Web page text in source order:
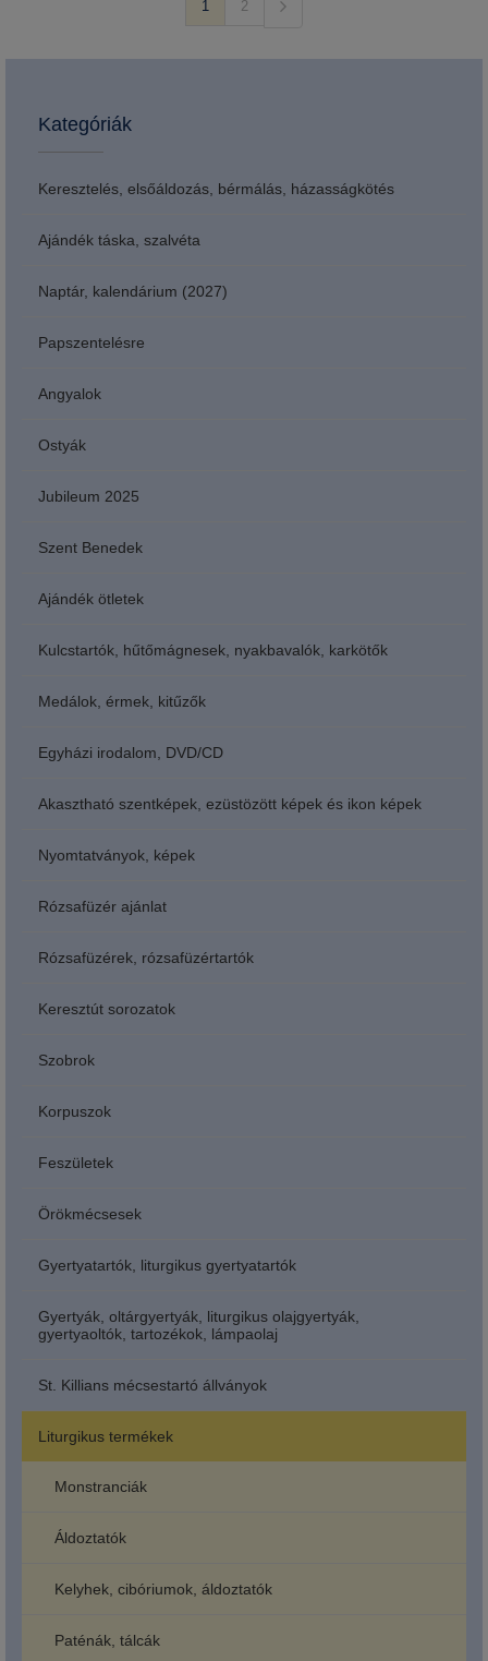
1 2
Kategóriák
Keresztelés, elsőáldozás, bérmálás, házasságkötés
Ajándék táska, szalvéta
Naptár, kalendárium (2027)
Papszentelésre
Angyalok
Ostyák
Jubileum 2025
Szent Benedek
Ajándék ötletek
Kulcstartók, hűtőmágnesek, nyakbavalók, karkötők
Medálok, érmek, kitűzők
Egyházi irodalom, DVD/CD
Akasztható szentképek, ezüstözött képek és ikon képek
Nyomtatványok, képek
Rózsafüzér ajánlat
Rózsafüzérek, rózsafüzértartók
Keresztút sorozatok
Szobrok
Korpuszok
Feszületek
Örökmécsesek
Gyertyatartók, liturgikus gyertyatartók
Gyertyák, oltárgyertyák, liturgikus olajgyertyák,
gyertyaoltók, tartozékok, lámpaolaj
St. Killians mécsestartó állványok
Liturgikus termékek
Monstranciák
Áldoztatók
Kelyhek, cibóriumok, áldoztatók
Paténák, tálcák